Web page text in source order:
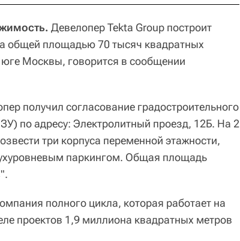
Девелопер Tekta Group построит
общей площадью 70 тысяч квадратных
Москвы, говорится в сообщении
получил согласование градостроительного
по адресу: Электролитный проезд, 12Б. На 2
три корпуса переменной этажности,
паркингом. Общая площадь
полного цикла, которая работает на
проектов 1,9 миллиона квадратных метров